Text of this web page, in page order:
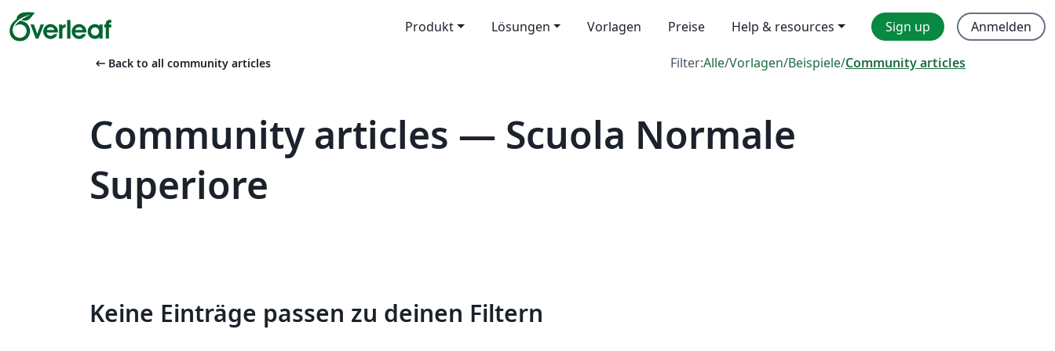
Produkt Lösungen Vorlagen Preise Help & resources Sign up Anmelden
arrow_left_alt Back to all community articles Filter:Alle/Vorlagen/Beispiele/Community articles
Community articles — Scuola Normale
Superiore
Keine Einträge passen zu deinen Filtern